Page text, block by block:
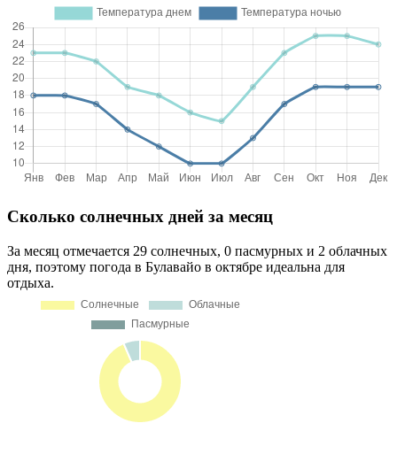
Сколько солнечных дней за месяц
За месяц отмечается 29 солнечных, 0 пасмурных и 2 облачных
дня, поэтому погода в Булавайо в октябре идеальна для
отдыха.